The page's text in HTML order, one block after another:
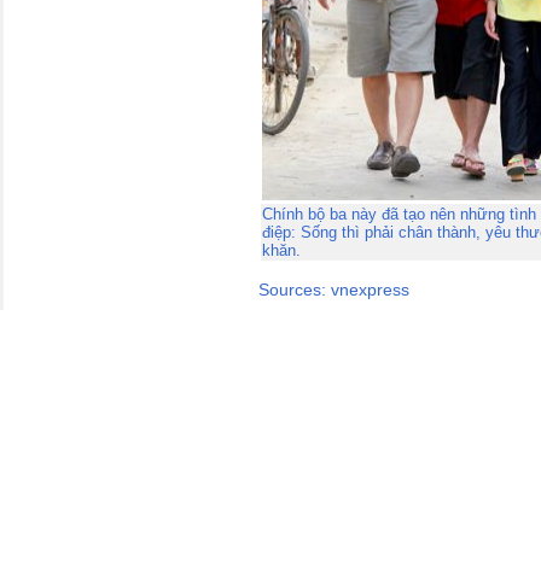
Chính bộ ba này đã tạo nên những
điệp: Sống thì phải chân thành, yêu
khăn.
Sources: vnexpress